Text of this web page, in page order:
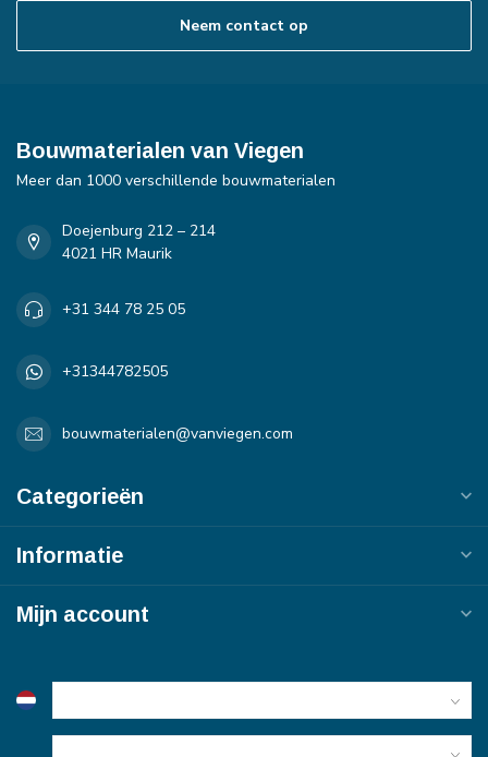
Neem contact op
Bouwmaterialen van Viegen
Meer dan 1000 verschillende bouwmaterialen
Doejenburg 212 – 214
4021 HR Maurik
+31 344 78 25 05
+31344782505
bouwmaterialen@vanviegen.com
Categorieën
Informatie
Mijn account